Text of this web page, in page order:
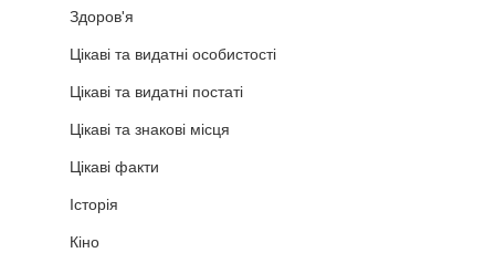
Здоров'я
Цікаві та видатні особистості
Цікаві та видатні постаті
Цікаві та знакові місця
Цікаві факти
Історія
Кіно